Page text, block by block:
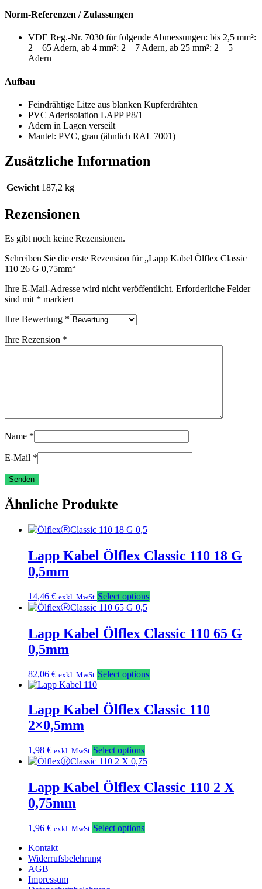
Norm-Referenzen / Zulassungen
VDE Reg.-Nr. 7030 für folgende Abmessungen: bis 2,5 mm²:
2 – 65 Adern, ab 4 mm²: 2 – 7 Adern, ab 25 mm²: 2 – 5
Adern
Aufbau
Feindrähtige Litze aus blanken Kupferdrähten
PVC Aderisolation LAPP P8/1
Adern in Lagen verseilt
Mantel: PVC, grau (ähnlich RAL 7001)
Zusätzliche Information
Gewicht 187,2 kg
Rezensionen
Es gibt noch keine Rezensionen.
Schreiben Sie die erste Rezension für „Lapp Kabel Ölflex Classic
110 26 G 0,75mm“
Ihre E-Mail-Adresse wird nicht veröffentlicht. Erforderliche Felder
sind mit * markiert
Ihre Bewertung *
Ihre Rezension *
Name *
E-Mail *
Ähnliche Produkte
Lapp Kabel Ölflex Classic 110 18 G
0,5mm
14,46 € exkl. MwSt Select options
Lapp Kabel Ölflex Classic 110 65 G
0,5mm
82,06 € exkl. MwSt Select options
Lapp Kabel Ölflex Classic 110
2×0,5mm
1,98 € exkl. MwSt Select options
Lapp Kabel Ölflex Classic 110 2 X
0,75mm
1,96 € exkl. MwSt Select options
Kontakt
Widerrufsbelehrung
AGB
Impressum